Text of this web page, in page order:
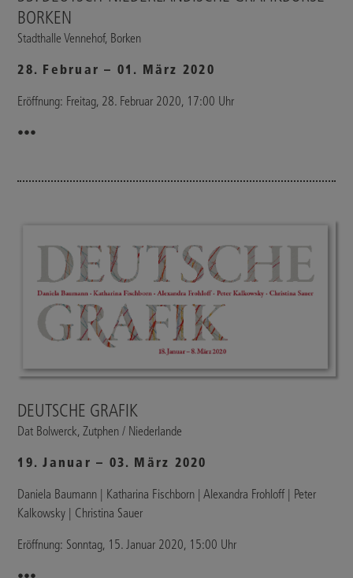
BORKEN
Stadthalle Vennehof, Borken
28. Februar – 01. März 2020
Eröffnung: Freitag, 28. Februar 2020, 17:00 Uhr
•••
DEUTSCHE GRAFIK
Dat Bolwerck, Zutphen / Niederlande
19. Januar – 03. März 2020
Daniela Baumann | Katharina Fischborn | Alexandra Frohloff | Peter
Kalkowsky | Christina Sauer
Eröffnung: Sonntag, 15. Januar 2020, 15:00 Uhr